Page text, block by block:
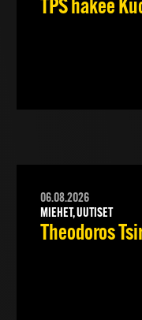
TPS hakee
06.08.2026
MIEHET, UUTISET
Theodoros